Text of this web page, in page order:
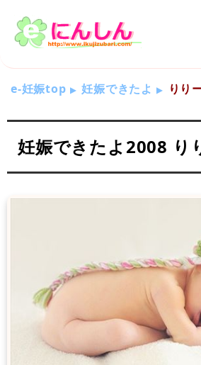
e-妊娠top 妊娠できたよ りり
妊娠できたよ2008 り